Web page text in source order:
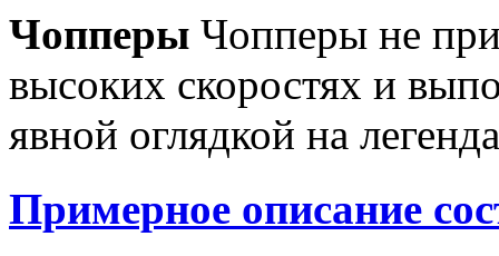
Чопперы Чопперы не
высоких скоростях и
явной оглядкой на
Примерное описание